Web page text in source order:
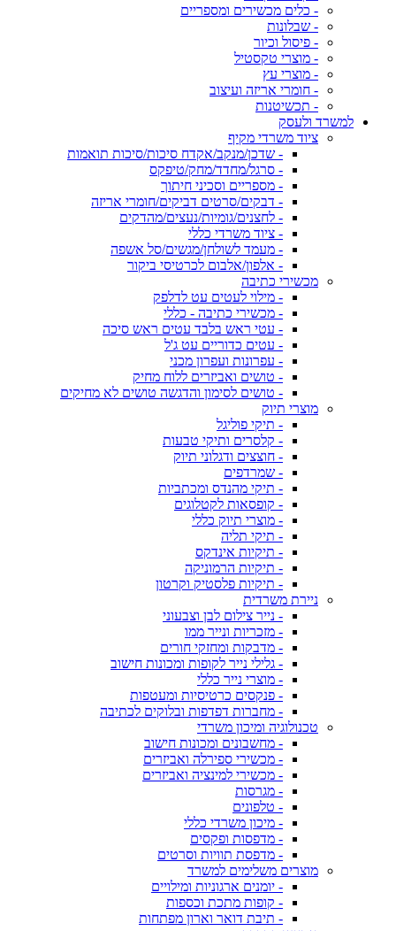
- כלים מכשירים ומספריים
- שבלונות
- פיסול וכיור
- מוצרי טקסטיל
- מוצרי עץ
- חומרי אריזה ועיצוב
- תכשיטנות
למשרד ולעסק
ציוד משרדי מקיף
- שדכן/מנקב/אקדח סיכות/סיכות תואמות
- סרגל/מחדד/מחק/טיפקס
- מספריים וסכיני חיתוך
- דבקים/סרטים דביקים/חומרי אריזה
- לחצנים/גומיות/נעצים/מהדקים
- ציוד משרדי כללי
- מעמד לשולחן/מגשים/סל אשפה
- אלפון/אלבום לכרטיסי ביקור
מכשירי כתיבה
- מילוי לעטים עט לדלפק
- מכשירי כתיבה - כללי
- עטי ראש בלבד עטים ראש סיכה
- עטים כדוריים עט ג'ל
- עפרונות ועפרון מכני
- טושים ואביזרים ללוח מחיק
- טושים לסימון והדגשה טושים לא מחיקים
מוצרי תיוק
- תיקי פוליגל
- קלסרים ותיקי טבעות
- חוצצים ודגלוני תיוק
- שמרדפים
- תיקי מהנדס ומכתביות
- קופסאות לקטלוגים
- מוצרי תיוק כללי
- תיקי תליה
- תיקיות אינדקס
- תיקיות הרמוניקה
- תיקיות פלסטיק וקרטון
ניירת משרדית
- נייר צילום לבן וצבעוני
- מזכריות ונייר ממו
- מדבקות ומחזקי חורים
- גלילי נייר לקופות ומכונות חישוב
- מוצרי נייר כללי
- פנקסים כרטיסיות ומעטפות
- מחברות דפדפות ובלוקים לכתיבה
טכנולוגיה ומיכון משרדי
- מחשבונים ומכונות חישוב
- מכשירי ספירלה ואביזרים
- מכשירי למינציה ואביזרים
- מגרסות
- טלפונים
- מיכון משרדי כללי
- מדפסות ופקסים
- מדפסת תוויות וסרטים
מוצרים משלימים למשרד
- יומנים ארגוניות ומילויים
- קופות מתכת וכספות
- תיבת דואר וארון מפתחות